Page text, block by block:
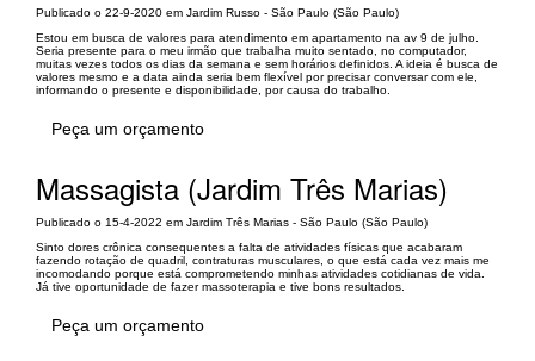
Publicado o 22-9-2020 em Jardim Russo - São Paulo (São Paulo)
Estou em busca de valores para atendimento em apartamento na av 9 de julho.
Seria presente para o meu irmão que trabalha muito sentado, no computador,
muitas vezes todos os dias da semana e sem horários definidos. A ideia é busca de
valores mesmo e a data ainda seria bem flexível por precisar conversar com ele,
informando o presente e disponibilidade, por causa do trabalho.
Peça um orçamento
Massagista (Jardim Três Marias)
Publicado o 15-4-2022 em Jardim Três Marias - São Paulo (São Paulo)
Sinto dores crônica consequentes a falta de atividades físicas que acabaram
fazendo rotação de quadril, contraturas musculares, o que está cada vez mais me
incomodando porque está comprometendo minhas atividades cotidianas de vida.
Já tive oportunidade de fazer massoterapia e tive bons resultados.
Peça um orçamento